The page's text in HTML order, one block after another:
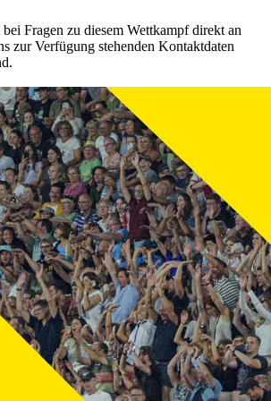
Fragen zu diesem Wettkampf direkt an
zur Verfügung stehenden Kontaktdaten